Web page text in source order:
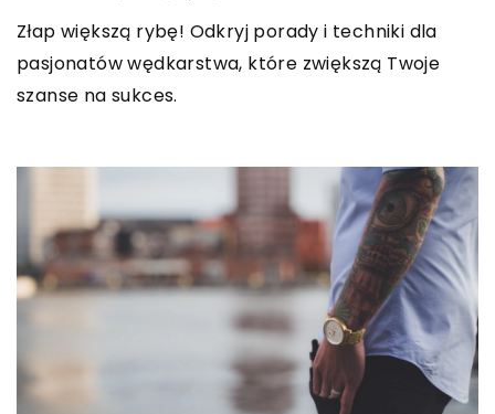
Złap większą rybę! Odkryj porady i techniki dla
pasjonatów wędkarstwa, które zwiększą Twoje
szanse na sukces.